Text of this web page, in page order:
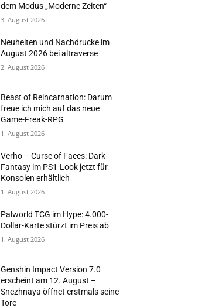
dem Modus „Moderne Zeiten“
3. August 2026
Neuheiten und Nachdrucke im
August 2026 bei altraverse
2. August 2026
Beast of Reincarnation: Darum
freue ich mich auf das neue
Game-Freak-RPG
1. August 2026
Verho – Curse of Faces: Dark
Fantasy im PS1-Look jetzt für
Konsolen erhältlich
1. August 2026
Palworld TCG im Hype: 4.000-
Dollar-Karte stürzt im Preis ab
1. August 2026
Genshin Impact Version 7.0
erscheint am 12. August –
Snezhnaya öffnet erstmals seine
Tore